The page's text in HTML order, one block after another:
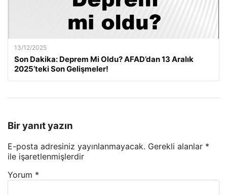
13/12/2025
Son Dakika: Deprem Mi Oldu? AFAD’dan 13 Aralık
2025’teki Son Gelişmeler!
Bir yanıt yazın
E-posta adresiniz yayınlanmayacak. Gerekli alanlar *
ile işaretlenmişlerdir
Yorum *